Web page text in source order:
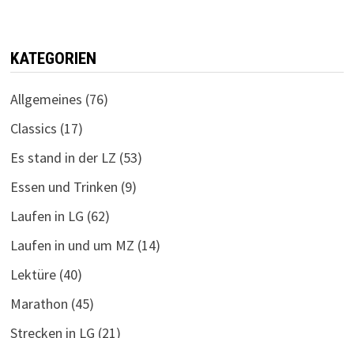
KATEGORIEN
Allgemeines (76)
Classics (17)
Es stand in der LZ (53)
Essen und Trinken (9)
Laufen in LG (62)
Laufen in und um MZ (14)
Lektüre(40)
Marathon (45)
Strecken in LG (21)